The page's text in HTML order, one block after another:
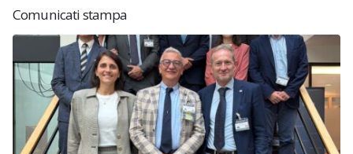
Comunicati stampa